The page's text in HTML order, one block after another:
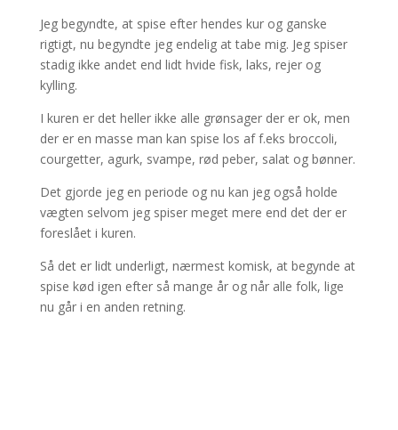
Jeg begyndte, at spise efter hendes kur og ganske
rigtigt, nu begyndte jeg endelig at tabe mig. Jeg spiser
stadig ikke andet end lidt hvide fisk, laks, rejer og
kylling.
I kuren er det heller ikke alle grønsager der er ok, men
der er en masse man kan spise los af f.eks broccoli,
courgetter, agurk, svampe, rød peber, salat og bønner.
Det gjorde jeg en periode og nu kan jeg også holde
vægten selvom jeg spiser meget mere end det der er
foreslået i kuren.
Så det er lidt underligt, nærmest komisk, at begynde at
spise kød igen efter så mange år og når alle folk, lige
nu går i en anden retning.